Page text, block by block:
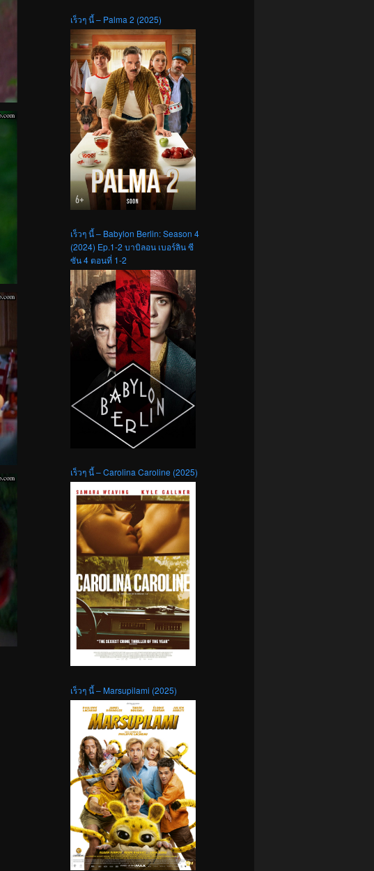
เร็วๆ นี้ – Palma 2 (2025)
เร็วๆ นี้ – Babylon Berlin: Season 4
(2024) Ep.1-2 บาบิลอน เบอร์ลิน ซี
ซัน 4 ตอนที่ 1-2
เร็วๆ นี้ – Carolina Caroline (2025)
เร็วๆ นี้ – Marsupilami (2025)